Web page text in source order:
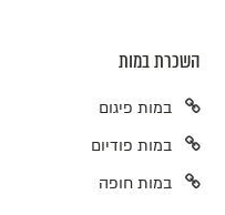
השכרת במות
במות פיגום
במות פודיום
במות חופה